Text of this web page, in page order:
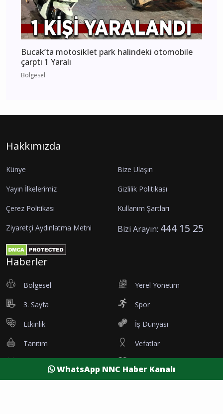
Bucak’ta motosiklet park halindeki otomobile
çarptı 1 Yaralı
Bölgesel
Hakkımızda
Künye Bize Ulaşın
Yayın İlkelerimiz Gizlilik Politikası
Çerez Politikası Kullanım Şartları
Ziyaretçi Aydınlatma Metni Bizi Arayın: 444 15 25
Haberler
Bölgesel Yerel Yönetim
3. Sayfa Spor
Etkinlik İş Dünyası
Tanıtım Vefatlar
Eleman İlanı
Dünya Resmi Reklamlar
WhatsApp NNC Haber Kanalı